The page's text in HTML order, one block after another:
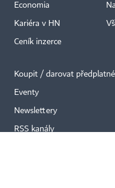
Economia
Kariéra v HN
Ceník inzerce
Koupit / darovat předplatné
Eventy
Newslettery
RSS kanály